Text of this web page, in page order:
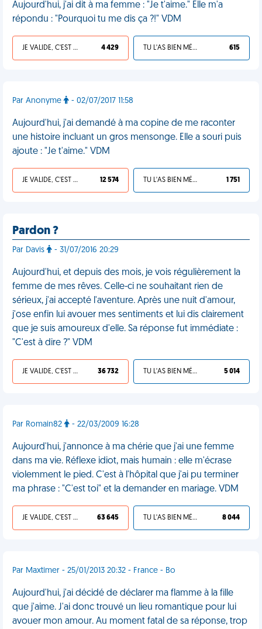
Aujourd'hui, j'ai dit à ma femme : "Je t'aime." Elle m'a
répondu : "Pourquoi tu me dis ça ?!" VDM
JE VALIDE, C'EST UNE VDM 4 429 TU L'AS BIEN MÉRITÉ 615
Par Anonyme - 02/07/2017 11:58
Aujourd'hui, j'ai demandé à ma copine de me raconter
une histoire incluant un gros mensonge. Elle a souri puis
ajoute : "Je t'aime." VDM
JE VALIDE, C'EST UNE VDM 12 574 TU L'AS BIEN MÉRITÉ 1 751
Pardon ?
Par Davis - 31/07/2016 20:29
Aujourd'hui, et depuis des mois, je vois régulièrement la
femme de mes rêves. Celle-ci ne souhaitant rien de
sérieux, j'ai accepté l'aventure. Après une nuit d'amour,
j'ose enfin lui avouer mes sentiments et lui dis clairement
que je suis amoureux d'elle. Sa réponse fut immédiate :
"C'est à dire ?" VDM
JE VALIDE, C'EST UNE VDM 36 732 TU L'AS BIEN MÉRITÉ 5 014
Par Romain82 - 22/03/2009 16:28
Aujourd'hui, j'annonce à ma chérie que j'ai une femme
dans ma vie. Réflexe idiot, mais humain : elle m'écrase
violemment le pied. C'est à l'hôpital que j'ai pu terminer
ma phrase : "C'est toi" et la demander en mariage. VDM
JE VALIDE, C'EST UNE VDM 63 645 TU L'AS BIEN MÉRITÉ 8 044
Par Maxtimer - 25/01/2013 20:32 - France - Bo
Aujourd'hui, j'ai décidé de déclarer ma flamme à la fille
que j'aime. J'ai donc trouvé un lieu romantique pour lui
avouer mon amour. Au moment fatal de sa réponse, trop